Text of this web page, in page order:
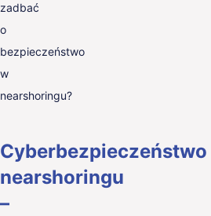
zadbać
o
bezpieczeństwo
w
nearshoringu?
Cyberbezpieczeństwo
nearshoringu
–